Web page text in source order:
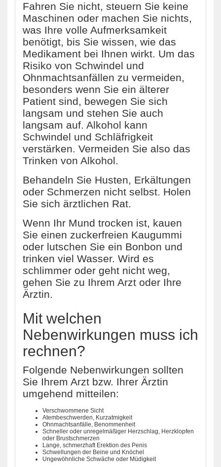
Fahren Sie nicht, steuern Sie keine
Maschinen oder machen Sie nichts,
was Ihre volle Aufmerksamkeit
benötigt, bis Sie wissen, wie das
Medikament bei Ihnen wirkt. Um das
Risiko von Schwindel und
Ohnmachtsanfällen zu vermeiden,
besonders wenn Sie ein älterer
Patient sind, bewegen Sie sich
langsam und stehen Sie auch
langsam auf. Alkohol kann
Schwindel und Schläfrigkeit
verstärken. Vermeiden Sie also das
Trinken von Alkohol.
Behandeln Sie Husten, Erkältungen
oder Schmerzen nicht selbst. Holen
Sie sich ärztlichen Rat.
Wenn Ihr Mund trocken ist, kauen
Sie einen zuckerfreien Kaugummi
oder lutschen Sie ein Bonbon und
trinken viel Wasser. Wird es
schlimmer oder geht nicht weg,
gehen Sie zu Ihrem Arzt oder Ihre
Ärztin.
Mit welchen
Nebenwirkungen muss ich
rechnen?
Folgende Nebenwirkungen sollten
Sie Ihrem Arzt bzw. Ihrer Ärztin
umgehend mitteilen:
Verschwommene Sicht
Atembeschwerden, Kurzatmigkeit
Ohnmachtsanfälle, Benommenheit
Schneller oder unregelmäßiger Herzschlag, Herzklopfen
oder Brustschmerzen
Lange, schmerzhaft Erektion des Penis
Schwellungen der Beine und Knöchel
Ungewöhnliche Schwäche oder Müdigkeit